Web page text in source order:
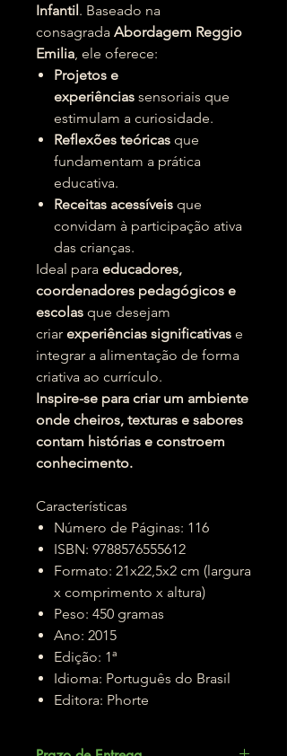
Infantil. Baseado na
consagrada Abordagem Reggio
Emilia, ele oferece:
Projetos e
experiências sensoriais que
estimulam a curiosidade.
Reflexões teóricas que
fundamentam a prática
educativa.
Receitas acessíveis que
convidam à participação ativa
das crianças.
Ideal para educadores,
coordenadores pedagógicos e
escolas que desejam
criar experiências significativas e
integrar a alimentação de forma
criativa ao currículo.
Inspire-se para criar um ambiente
onde cheiros, texturas e sabores
contam histórias e constroem
conhecimento.
Características
Número de Páginas: 116
ISBN: 9788576555612
Formato: 21x22,5x2 cm (largura
x comprimento x altura)
Peso: 450 gramas
Ano: 2015
Edição: 1ª
Idioma: Português do Brasil
Editora: Phorte